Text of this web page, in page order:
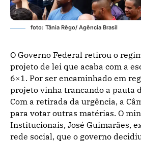
foto: Tânia Rêgo/ Agência Brasil
O Governo Federal retirou o
projeto de lei que acaba com a
6×1. Por ser encaminhado em
projeto vinha trancando a pauta
Com a retirada da urgência, a
para votar outras matérias. O
Institucionais, José Guimarães,
rede social, que o governo